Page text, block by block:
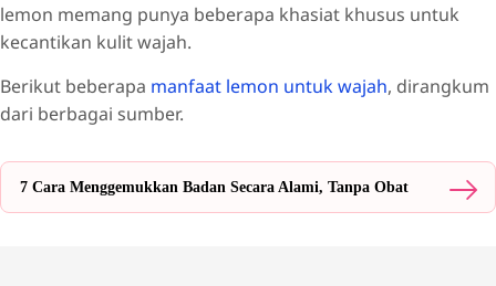
lemon memang punya beberapa khasiat khusus untuk
kecantikan kulit wajah.
Berikut beberapa manfaat lemon untuk wajah, dirangkum
dari berbagai sumber.
7 Cara Menggemukkan Badan Secara Alami, Tanpa Obat